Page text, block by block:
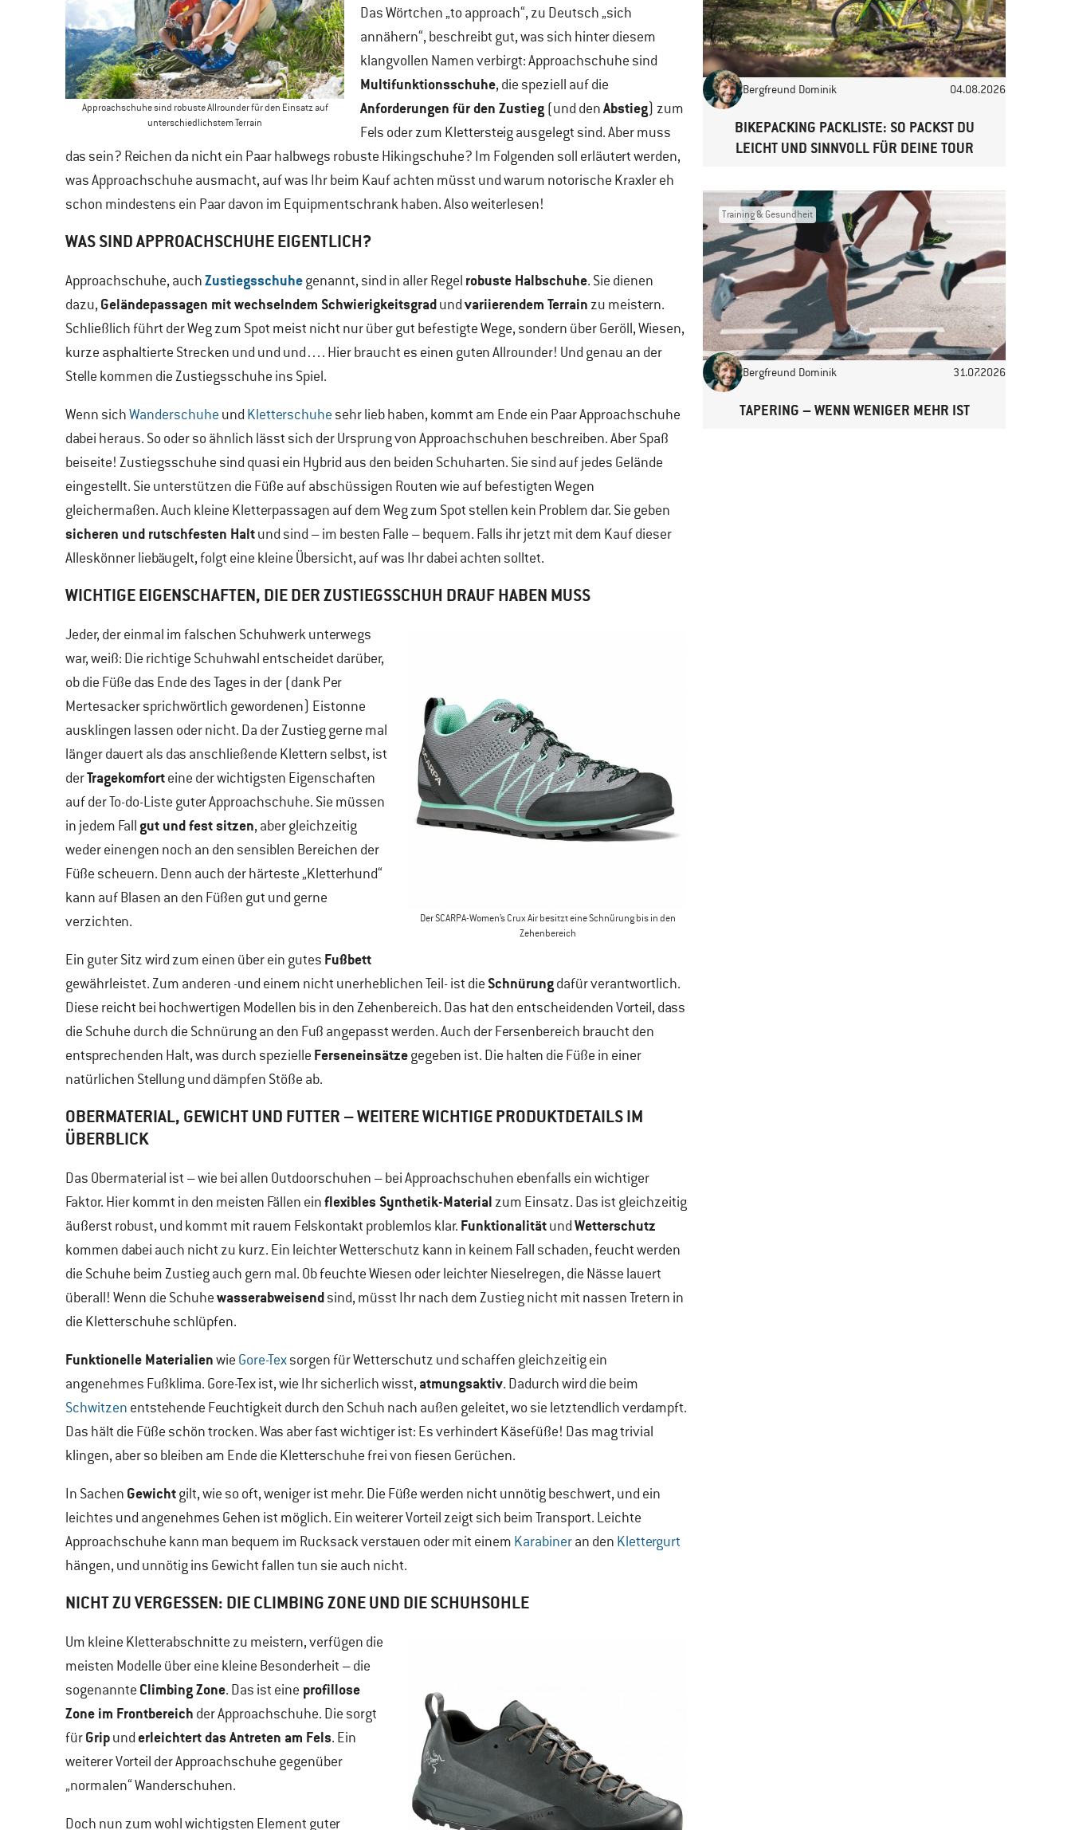
Approachschuhe sind robuste Allrounder für den Einsatz auf
unterschiedlichstem Terrain
Das Wörtchen „to approach“, zu Deutsch „sich
annähern“, beschreibt gut, was sich hinter diesem
klangvollen Namen verbirgt: Approachschuhe sind
Multifunktionsschuhe, die speziell auf die
Anforderungen für den Zustieg (und denAbstieg) zum
Fels oder zum Klettersteig ausgelegt sind. Aber muss
das sein? Reichen da nicht ein Paar halbwegs robuste Hikingschuhe? Im Folgenden soll erläutert werden,
was Approachschuhe ausmacht, auf was Ihr beim Kauf achten müsst und warum notorische Kraxler eh
schon mindestens ein Paar davon im Equipmentschrank haben. Also weiterlesen!
WAS SIND APPROACHSCHUHE EIGENTLICH?
Approachschuhe, auchZustiegsschuhegenannt, sind in aller Regel robuste Halbschuhe. Sie dienen
dazu, Geländepassagen mit wechselndem Schwierigkeitsgradundvariierendem Terrainzu meistern.
Schließlich führt der Weg zum Spot meist nicht nur über gut befestigte Wege, sondern über Geröll, Wiesen,
kurze asphaltierte Strecken und und und…. Hier braucht es einen guten Allrounder! Und genau an der
Stelle kommen die Zustiegsschuhe ins Spiel.
Wenn sichWanderschuhe und Kletterschuhe sehr lieb haben, kommt am Ende ein Paar Approachschuhe
dabei heraus. So oder so ähnlich lässt sich der Ursprung von Approachschuhen beschreiben. Aber Spaß
beiseite! Zustiegsschuhe sind quasi ein Hybrid aus den beiden Schuharten. Sie sind auf jedes Gelände
eingestellt. Sie unterstützen die Füße auf abschüssigen Routen wie auf befestigten Wegen
gleichermaßen. Auch kleine Kletterpassagen auf dem Weg zum Spot stellen kein Problem dar. Sie geben
sicheren und rutschfesten Haltund sind – im besten Falle – bequem. Falls ihr jetzt mit dem Kauf dieser
Alleskönner liebäugelt, folgt eine kleine Übersicht, auf was Ihr dabei achten solltet.
WICHTIGE EIGENSCHAFTEN, DIE DER ZUSTIEGSSCHUH DRAUF HABEN MUSS
Der SCARPA-Women’s Crux Air besitzt eine Schnürung bis in den
Zehenbereich
Jeder, der einmal im falschen Schuhwerk unterwegs
war, weiß: Die richtige Schuhwahl entscheidet darüber,
ob die Füße das Ende des Tages in der (dank Per
Mertesacker sprichwörtlich gewordenen) Eistonne
ausklingen lassen oder nicht. Da der Zustieg gerne mal
länger dauert als das anschließende Klettern selbst, ist
derTragekomforteine der wichtigsten Eigenschaften
auf der To-do-Liste guter Approachschuhe. Sie müssen
in jedem Fallgut und fest sitzen, aber gleichzeitig
weder einengen noch an den sensiblen Bereichen der
Füße scheuern. Denn auch der härteste „Kletterhund“
kann auf Blasen an den Füßen gut und gerne
verzichten.
Ein guter Sitz wird zum einen über ein gutes Fußbett
gewährleistet. Zum anderen -und einem nicht unerheblichen Teil- ist dieSchnürungdafür verantwortlich.
Diese reicht bei hochwertigen Modellen bis in den Zehenbereich. Das hat den entscheidenden Vorteil, dass
die Schuhe durch die Schnürung an den Fuß angepasst werden. Auch der Fersenbereich braucht den
entsprechenden Halt, was durch spezielle Ferseneinsätzegegeben ist. Die halten die Füße in einer
natürlichen Stellung und dämpfen Stöße ab.
OBERMATERIAL, GEWICHT UND FUTTER – WEITERE WICHTIGE PRODUKTDETAILS IM
ÜBERBLICK
Das Obermaterial ist – wie bei allen Outdoorschuhen – bei Approachschuhen ebenfalls ein wichtiger
Faktor. Hier kommt in den meisten Fällen einflexibles Synthetik-Materialzum Einsatz. Das ist gleichzeitig
äußerst robust, und kommt mit rauem Felskontakt problemlos klar. FunktionalitätundWetterschutz
kommen dabei auch nicht zu kurz. Ein leichter Wetterschutz kann in keinem Fall schaden, feucht werden
die Schuhe beim Zustieg auch gern mal. Ob feuchte Wiesen oder leichter Nieselregen, die Nässe lauert
überall! Wenn die Schuhewasserabweisendsind, müsst Ihr nach dem Zustieg nicht mit nassen Tretern in
die Kletterschuhe schlüpfen.
Funktionelle Materialienwie Gore-Texsorgen für Wetterschutz und schaffen gleichzeitig ein
angenehmes Fußklima. Gore-Tex ist, wie Ihr sicherlich wisst, atmungsaktiv. Dadurch wird die beim
Schwitzen entstehende Feuchtigkeit durch den Schuh nach außen geleitet, wo sie letztendlich verdampft.
Das hält die Füße schön trocken. Was aber fast wichtiger ist: Es verhindert Käsefüße! Das mag trivial
klingen, aber so bleiben am Ende die Kletterschuhe frei von fiesen Gerüchen.
In Sachen Gewichtgilt, wie so oft, weniger ist mehr. Die Füße werden nicht unnötig beschwert, und ein
leichtes und angenehmes Gehen ist möglich. Ein weiterer Vorteil zeigt sich beim Transport. Leichte
Approachschuhe kann man bequem im Rucksack verstauen oder mit einem Karabineran den Klettergurt
hängen, und unnötig ins Gewicht fallen tun sie auch nicht.
NICHT ZU VERGESSEN: DIE CLIMBING ZONE UND DIE SCHUHSOHLE
Um kleine Kletterabschnitte zu meistern, verfügen die
meisten Modelle über eine kleine Besonderheit – die
sogenannte Climbing Zone. Das ist eine profillose
Zone im Frontbereich der Approachschuhe. Die sorgt
fürGripunderleichtert das Antreten am Fels. Ein
weiterer Vorteil der Approachschuhe gegenüber
„normalen“ Wanderschuhen.
Doch nun zum wohl wichtigsten Element guter
Bergfreund Dominik 04.08.2026
BIKEPACKING PACKLISTE: SO PACKST DU
LEICHT UND SINNVOLL FÜR DEINE TOUR
Training & Gesundheit
Bergfreund Dominik 31.07.2026
TAPERING – WENN WENIGER MEHR IST